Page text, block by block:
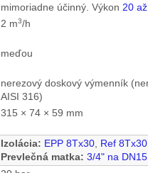
mimoriadne účinný. Výkon 20
2 m3/h
meďou
nerezový doskový výmenník
AISI 316)
315 × 74 × 59 mm
Izolácia: EPP 8Tx30, Ref 8Tx30.
Prevlečná matka: 3/4" na DN15.